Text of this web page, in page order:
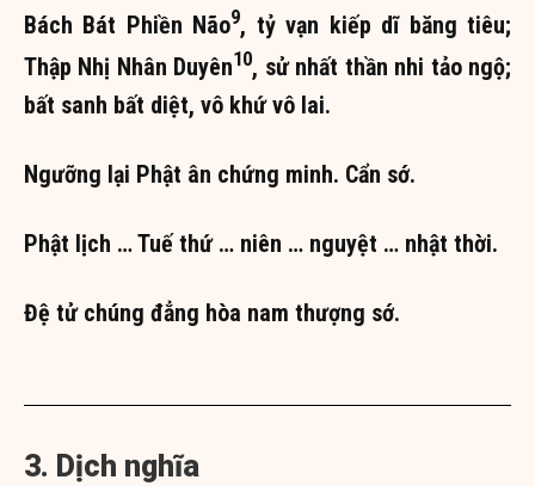
Bách Bát Phiền Não9, tỷ vạn kiếp dĩ băng tiêu;
Thập Nhị Nhân Duyên10, sử nhất thần nhi tảo ngộ;
bất sanh bất diệt, vô khứ vô lai.
Ngưỡng lại Phật ân chứng minh. Cẩn sớ.
Phật lịch … Tuế thứ … niên … nguyệt … nhật thời.
Đệ tử chúng đẳng hòa nam thượng sớ.
3. Dịch nghĩa